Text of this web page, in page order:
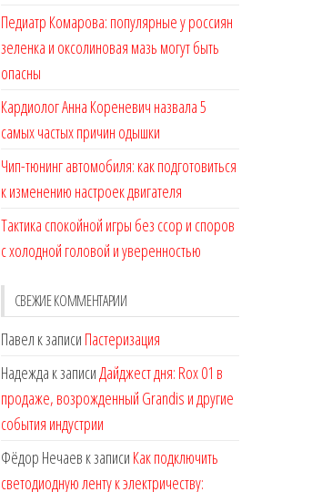
Педиатр Комарова: популярные у россиян
зеленка и оксолиновая мазь могут быть
опасны
Кардиолог Анна Кореневич назвала 5
самых частых причин одышки
Чип-тюнинг автомобиля: как подготовиться
к изменению настроек двигателя
Тактика спокойной игры без ссор и споров
с холодной головой и уверенностью
СВЕЖИЕ КОММЕНТАРИИ
Павел к записи Пастеризация
Надежда к записиДайджест дня: Rox 01 в
продаже, возрожденный Grandis и другие
события индустрии
Фёдор Нечаев к записи Как подключить
светодиодную ленту к электричеству: